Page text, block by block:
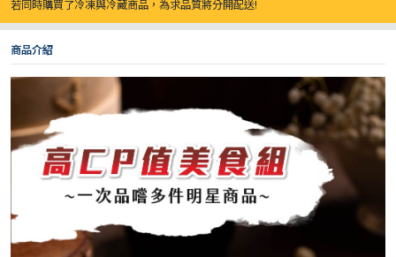
若同時購買了冷凍與冷藏商品，為求品質將分開配送!
商品介紹